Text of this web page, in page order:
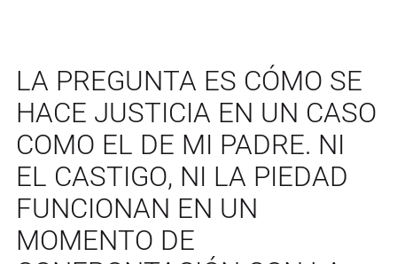
LA PREGUNTA ES CÓMO SE
HACE JUSTICIA EN UN CASO
COMO EL DE MI PADRE. NI
EL CASTIGO, NI LA PIEDAD
FUNCIONAN EN UN
MOMENTO DE